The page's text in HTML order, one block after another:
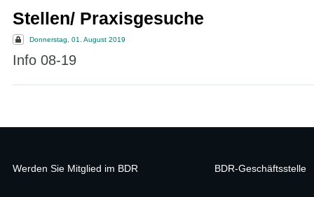
Stellen/ Praxisgesuche
Donnerstag, 01. August 2019
Info 08-19
Werden Sie Mitglied im BDR BDR-Geschäftsstelle